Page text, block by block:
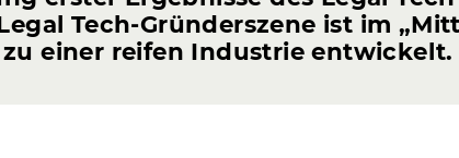
Tech-Gründerszene ist im
einer reifen Industrie entwickelt.